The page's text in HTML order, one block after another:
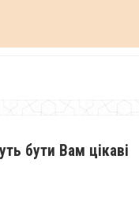
бути Вам цікаві